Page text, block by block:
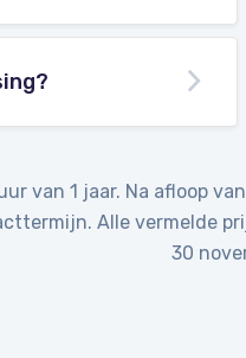
van 1 jaar. Na afloop
Alle vermelde
30